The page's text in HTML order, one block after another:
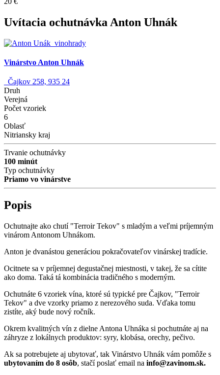
Uvítacia ochutnávka Anton Uhnák
Vinárstvo Anton Uhnák
Čajkov 258, 935 24
Druh
Verejná
Počet vzoriek
6
Oblasť
Nitriansky kraj
Trvanie ochutnávky
100 minút
Typ ochutnávky
Priamo vo vinárstve
Popis
Ochutnajte ako chutí "Terroir Tekov" s mladým a veľmi príjemným
vinárom Antonom Uhnákom.
Anton je dvanástou generáciou pokračovateľov vinárskej tradície.
Ocitnete sa v príjemnej degustačnej miestnosti, v takej, že sa cítite
ako doma. Taká tá kombinácia tradičného s moderným.
Ochutnáte 6 vzoriek vína, ktoré sú typické pre Čajkov, "Terroir
Tekov" a dve vzorky priamo z nerezového suda. Vďaka tomu
zistíte, aký bude nový ročník.
Okrem kvalitných vín z dielne Antona Uhnáka si pochutnáte aj na
záhryze z lokálnych produktov: syry, klobása, orechy, pečivo.
Ak sa potrebujete aj ubytovať, tak Vinárstvo Uhnák vám pomôže s
ubytovaním do 8 osôb, stačí poslať email na info@zavinom.sk.